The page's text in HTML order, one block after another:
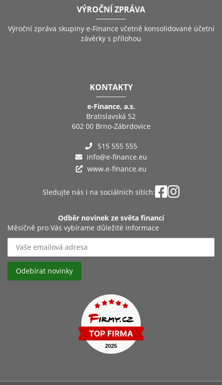
VÝROČNÍ ZPRÁVA
Výroční zpráva skupiny e-Finance včetně konsolidované účetní
závěrky s přílohou
KONTAKTY
e-Finance, a.s.
Bratislavská 52
602 00 Brno-Zábrdovice
515 555 555
info@e-finance.eu
www.e-finance.eu
Sledujte nás i na sociálních sítích:
Odběr novinek ze světa financí
Měsíčně pro Vás vybírame důležité informace